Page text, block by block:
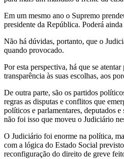
Em um mesmo ano o Supremo
presidente da República. Poderá
Não há dúvidas, portanto, que o
quando provocado.
Por esta perspectiva, há que se
transparência às suas escolhas, aos
De outra parte, são os partidos
regras as disputas e conflitos que
políticos e parlamentares, deputados
não foi isso que moveu o Judiciário
O Judiciário foi enorme na política,
com a lógica do Estado Social
reconfiguração do direito de greve